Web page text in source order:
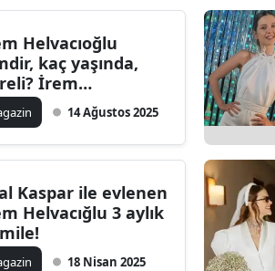
Bilecik
Bingöl
Bitlis
Burdur
Helvacıoğlu
kaç yaşında,
İrem
evli mi, eşi
14 Ağustos 2025
Kaspar ile evlenen
Helvacığlu 3 aylık
18 Nisan 2025